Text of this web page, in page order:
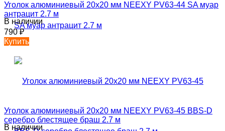
Уголок алюминиевый 20х20 мм NEEXY PV63-44 SA муар
антрацит 2.7 м
В наличии
790₽
Купить
Уголок алюминиевый 20х20 мм NEEXY PV63-45 BBS-D
серебро блестящее браш 2.7 м
В наличии